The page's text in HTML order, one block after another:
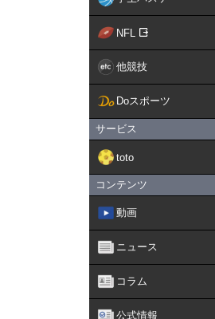
NFL
他競技
Doスポーツ
サービス
toto
コンテンツ
動画
ニュース
コラム
公式情報